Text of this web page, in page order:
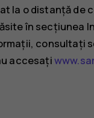
la o distanță de
în secțiunea
consultați
accesați